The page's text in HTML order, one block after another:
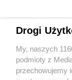
samochody.
Wydawca mediów
Drogi
My, naszych
podmioty z
przechowujemy